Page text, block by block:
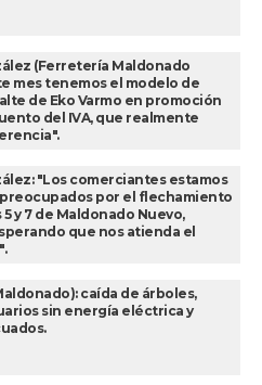
(Ferretería Maldonado
mes tenemos el modelo de
de Eko Varmo en promoción
del IVA, que realmente
"Los comerciantes estamos
por el flechamiento
5 y 7 de Maldonado Nuevo,
que nos atienda el
caída de árboles,
sin energía eléctrica y